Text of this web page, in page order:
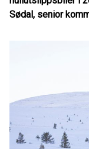
Sødal, senior